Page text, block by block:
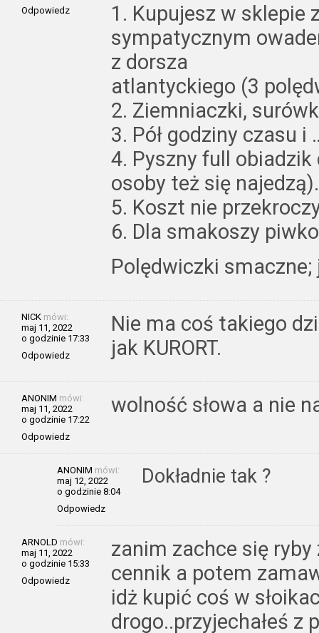
Odpowiedz
1. Kupujesz w sklepie
sympatycznym
z dorsza
atlantyckiego (3
2. Ziemniaczki,
3. Pół godziny czasu i
4. Pyszny full obiadzik
osoby też się najedzą).
5. Koszt nie
6. Dla smakoszy
Polędwiczki
NICK mówi:
maj 11, 2022
o godzinie 17:33
Odpowiedz
Nie ma coś takiego
jak KURORT.
ANONIM mówi:
maj 11, 2022
o godzinie 17:22
Odpowiedz
wolność słowa a nie
ANONIM mówi:
maj 12, 2022
o godzinie 8:04
Odpowiedz
Dokładnie tak ?
ARNOLD mówi:
maj 11, 2022
o godzinie 15:33
Odpowiedz
zanim zachce się ryby
cennik a potem
idż kupić coś w
drogo..przyjechałeś z